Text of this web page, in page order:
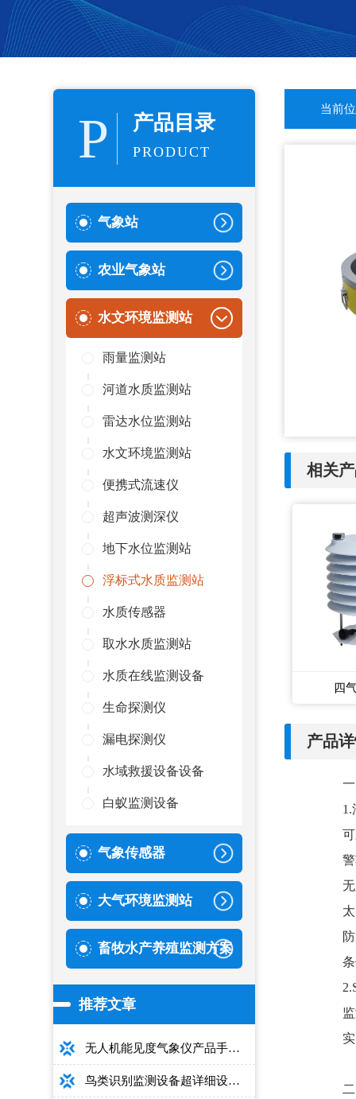
P 产品目录
PRODUCT
气象站
农业气象站
水文环境监测站
雨量监测站
河道水质监测站
雷达水位监测站
水文环境监测站
便携式流速仪
超声波测深仪
地下水位监测站
浮标式水质监测站
水质传感器
取水水质监测站
水质在线监测设备
生命探测仪
漏电探测仪
水域救援设备设备
白蚁监测设备
气象传感器
大气环境监测站
畜牧水产养殖监测方案
推荐文章
无人机能见度气象仪产品手册：型号推荐+详细性能参数+对比表+选购指南
鸟类识别监测设备超详细设备选型指南
当前
相关
四
产品
1.